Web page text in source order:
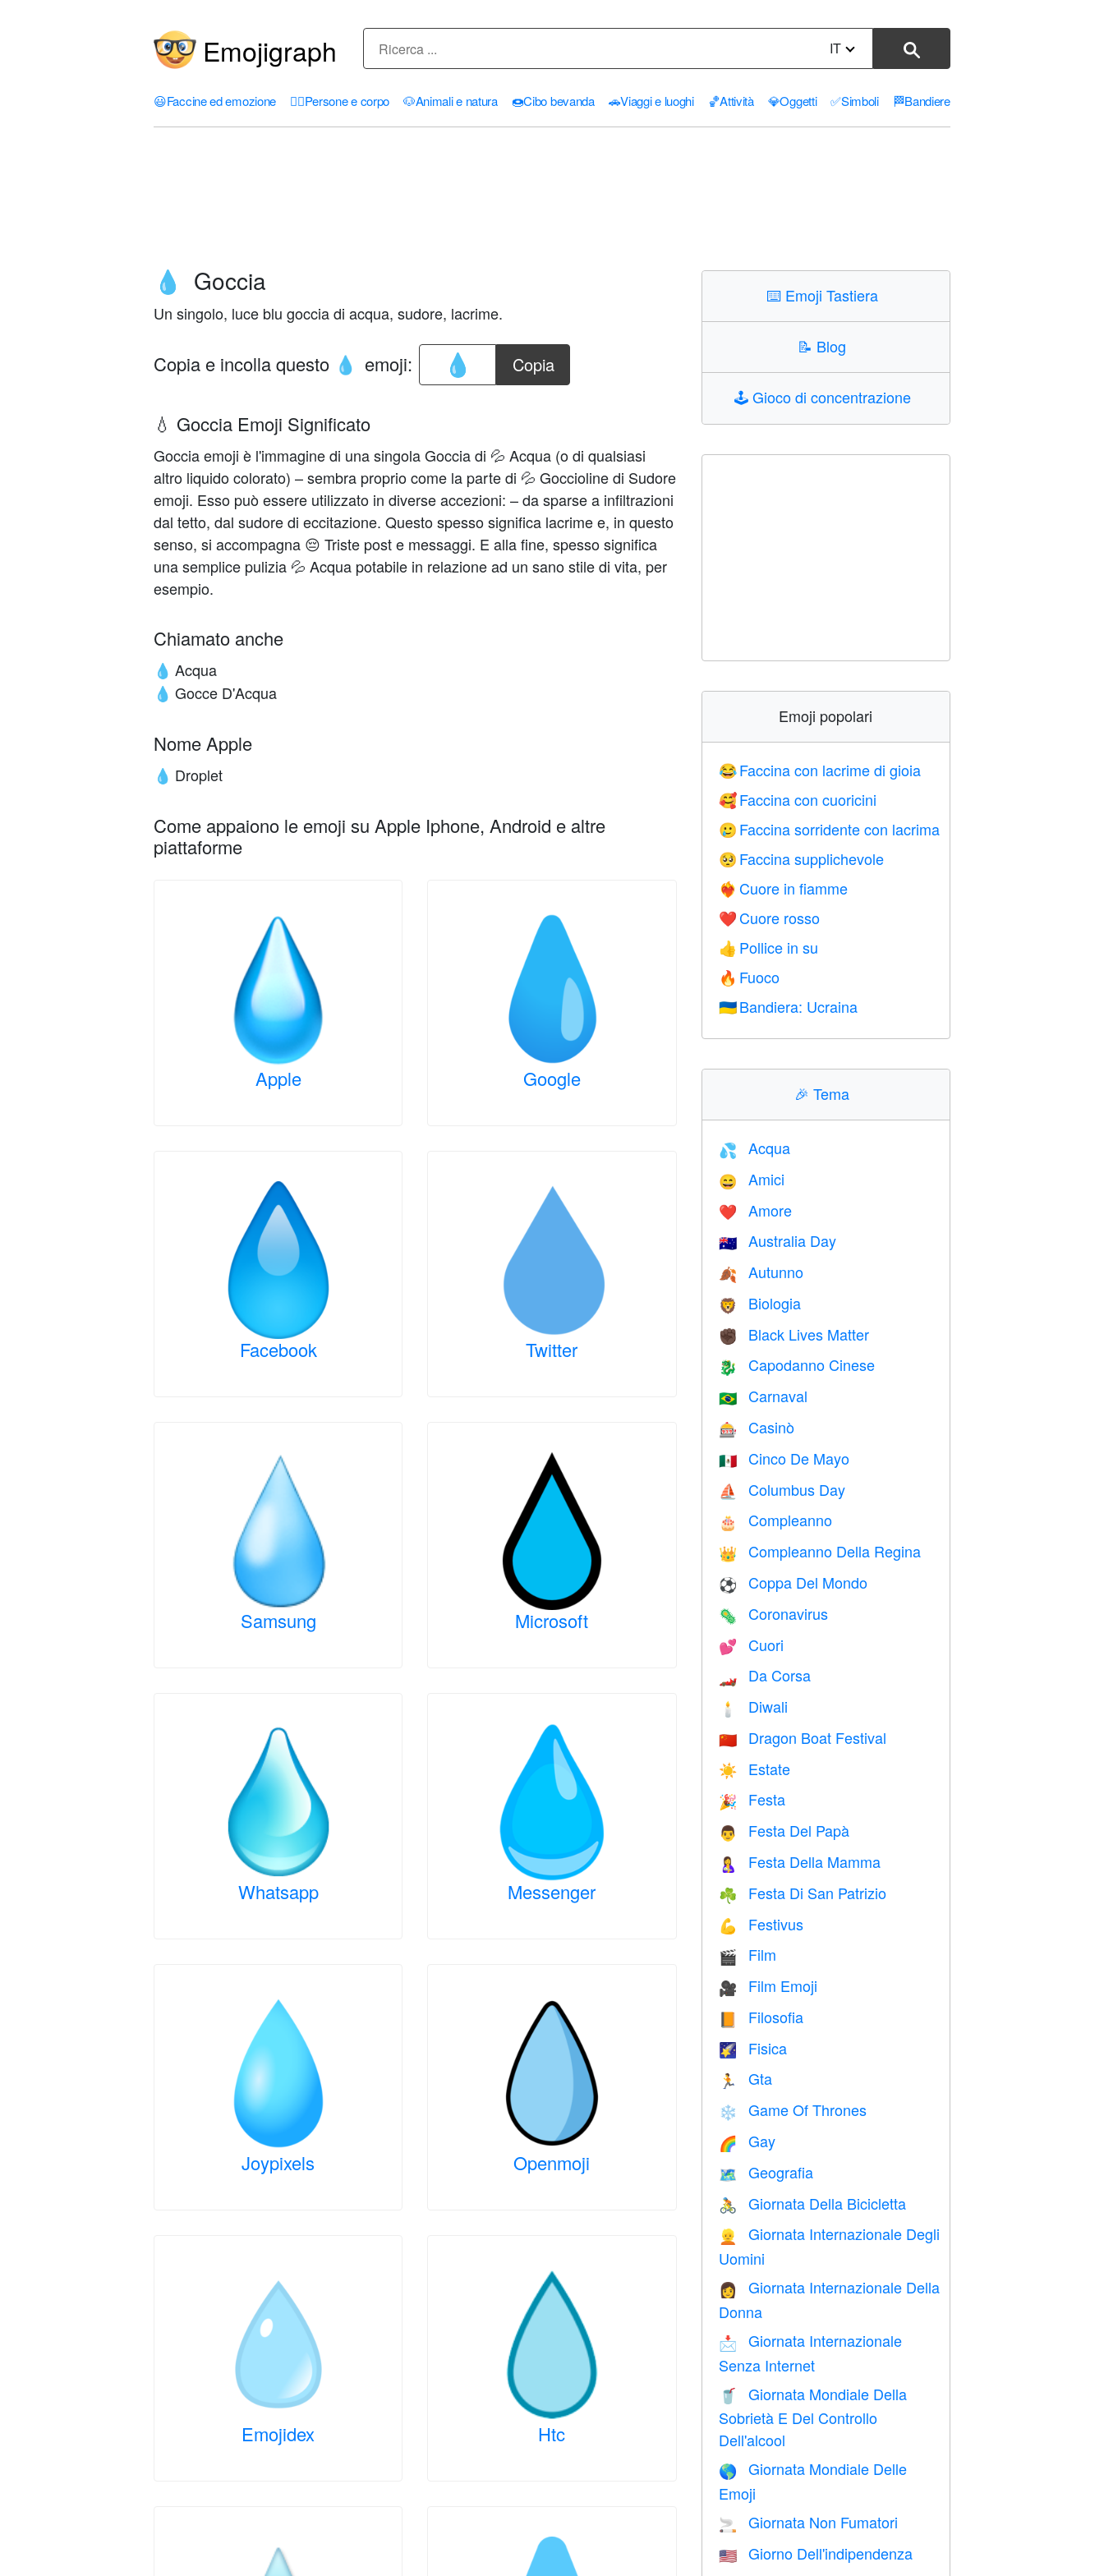
Emojigraph IT
😃Faccine ed emozione 🤦‍♀️Persone e corpo 🐶Animali e natura 🍩Cibo bevanda 🚗Viaggi e luoghi 🏀Attività 💎Oggetti ✅Simboli 🏁Bandiere
💧 Goccia
Un singolo, luce blu goccia di acqua, sudore, lacrime.
Copia e incolla questo 💧 emoji: Copia
💧 Goccia Emoji Significato
Goccia emoji è l'immagine di una singola Goccia di 💦 Acqua (o di qualsiasi
altro liquido colorato) – sembra proprio come la parte di 💦 Goccioline di Sudore
emoji. Esso può essere utilizzato in diverse accezioni: – da sparse a infiltrazioni
dal tetto, dal sudore di eccitazione. Questo spesso significa lacrime e, in questo
senso, si accompagna 😔 Triste post e messaggi. E alla fine, spesso significa
una semplice pulizia 💦 Acqua potabile in relazione ad un sano stile di vita, per
esempio.
Chiamato anche
💧 Acqua
💧 Gocce D'Acqua
Nome Apple
💧 Droplet
Come appaiono le emoji su Apple Iphone, Android e altre
piattaforme
Apple Google
Facebook Twitter
Samsung Microsoft
Whatsapp Messenger
Joypixels Openmoji
Emojidex Htc
⌨️ Emoji Tastiera
📝 Blog
🕹️Gioco di concentrazione
Emoji popolari
😂 Faccina con lacrime di gioia
🥰 Faccina con cuoricini
🥲 Faccina sorridente con lacrima
🥺 Faccina supplichevole
❤️‍🔥 Cuore in fiamme
❤️ Cuore rosso
👍 Pollice in su
🔥 Fuoco
🇺🇦 Bandiera: Ucraina
🎉Tema
💦 Acqua
😄 Amici
❤️️ Amore
🇦🇺 Australia Day
🍂 Autunno
🦁 Biologia
✊🏿 Black Lives Matter
🐉 Capodanno Cinese
🇧🇷 Carnaval
🎰 Casinò
🇲🇽 Cinco De Mayo
⛵️ Columbus Day
🎂 Compleanno
👑 Compleanno Della Regina
⚽ Coppa Del Mondo
🦠 Coronavirus
💕 Cuori
🏎 Da Corsa
🕯 Diwali
🇨🇳 Dragon Boat Festival
☀️ Estate
🎉 Festa
👨 Festa Del Papà
🤱 Festa Della Mamma
☘️ Festa Di San Patrizio
💪 Festivus
🎬 Film
🎥 Film Emoji
📙 Filosofia
🌠 Fisica
🏃 Gta
❄️ Game Of Thrones
🌈 Gay
🗺 Geografia
🚴 Giornata Della Bicicletta
👱
Giornata Internazionale Degli
Uomini
👩
Giornata Internazionale Della
Donna
📩
Giornata Internazionale
Senza Internet
🥤
Giornata Mondiale Della
Sobrietà E Del Controllo
Dell'alcool
🌎
Giornata Mondiale Delle
Emoji
🚬 Giornata Non Fumatori
🇺🇸
Giorno Dell'indipendenza